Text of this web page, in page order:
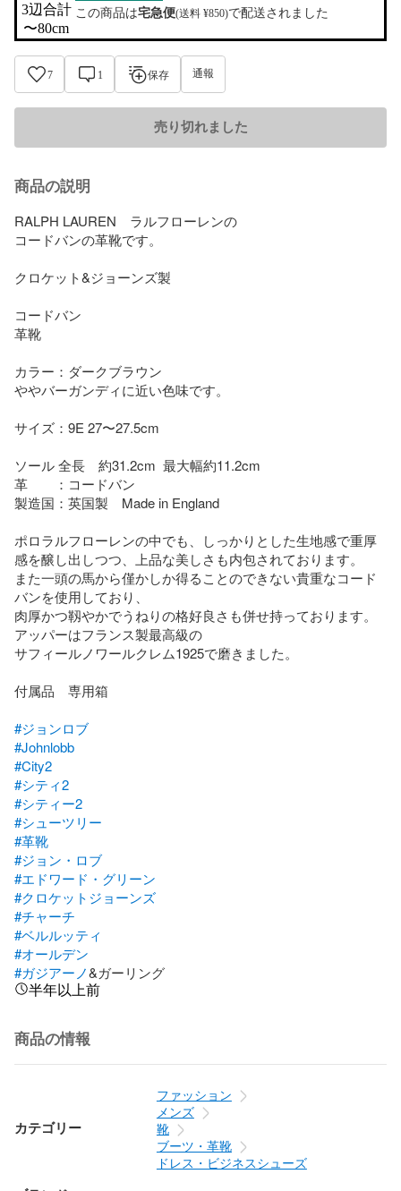
3辺合計
〜80cm
この商品は宅急便(送料 ¥850)で配送されました
7 1 保存 通報
売り切れました
商品の説明
RALPH LAUREN　ラルフローレンの
コードバンの革靴です。
クロケット&ジョーンズ製
コードバン
革靴
カラー：ダークブラウン
ややバーガンディに近い色味です。
サイズ：9E 27〜27.5cm
ソール 全長　約31.2cm  最大幅約11.2cm
革　　：コードバン
製造国：英国製　Made in England
ポロラルフローレンの中でも、しっかりとした生地感で重厚
感を醸し出しつつ、上品な美しさも内包されております。
また一頭の馬から僅かしか得ることのできない貴重なコード
バンを使用しており、
肉厚かつ靱やかでうねりの格好良さも併せ持っております。
アッパーはフランス製最高級の
サフィールノワールクレム1925で磨きました。
付属品　専用箱
#ジョンロブ
#Johnlobb
#City2
#シティ2
#シティー2
#シューツリー
#革靴
#ジョン・ロブ
#エドワード・グリーン
#クロケットジョーンズ
#チャーチ
#ベルルッティ
#オールデン
#ガジアーノ&ガーリング
半年以上前
商品の情報
カテゴリー
ファッション
メンズ
靴
ブーツ・革靴
ドレス・ビジネスシューズ